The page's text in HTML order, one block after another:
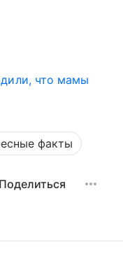
что мамы
факты
Поделиться